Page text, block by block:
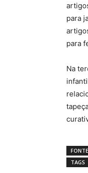
para
para
Na
FONTE
TAGS